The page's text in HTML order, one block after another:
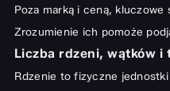
Poza marką i ceną,
Zrozumienie ich pomoże
Liczba rdzeni, wątków i
Rdzenie to fizyczne